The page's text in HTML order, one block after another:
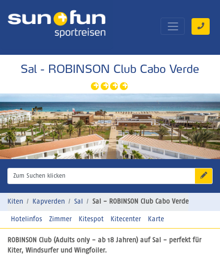
Sal - ROBINSON Club Cabo Verde
Zum Suchen klicken
Kiten Kapverden Sal Sal - ROBINSON Club Cabo Verde
Hotelinfos Zimmer Kitespot Kitecenter Karte
ROBINSON Club (Adults only - ab 18 Jahren) auf Sal - perfekt für
Kiter, Windsurfer und Wingfoiler.